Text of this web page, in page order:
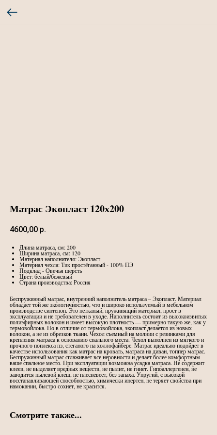
Матрас Экопласт 120х200
4600,00 р.
Длина матраса, см: 200
Ширина матраса, см: 120
Материал наполнителя: Экопласт
Материал чехла: Тик простёганный - 100% ПЭ
Подклад - Овечья шерсть
Цвет: белый/бежевый
Страна производства: Россия
Беспружинный матрас, внутренний наполнитель матраса – Экопласт. Материал
обладает той же экологичностью, что и широко используемый в мебельном
производстве синтепон. Это нетканый, пружинящий материал, прост в
эксплуатации и не требователен в уходе. Наполнитель состоит из высокоизвитых
полиэфирных волокон и имеет высокую плотность — примерно такую же, как у
термовойлока. Но в отличие от термовойлока, экопласт делается из новых
волокон, а не из обрезков ткани. Чехол съемный на молнии с резинками для
крепления матраса к основанию спального места. Чехол выполнен из мягкого и
прочного поплекса пэ, стеганого на холлофайбере. Матрас идеально подойдет в
качестве использования как матрас на кровать, матраса на диван, топпер матрас.
Беспружинный матрас сглаживает все неровности и делает более комфортным
ваше спальное место. При эксплуатации возможна усадка матраса. Не содержит
клеев, не выделяет вредных веществ, не пылит, не гниет. Гипоаллергенен, не
заводится пылевой клещ, не плесневеет, без запаха. Упругий, с высокой
восстанавливающей способностью, химически инертен, не теряет свойства при
намокании, быстро сохнет, не красится.
Смотрите также...